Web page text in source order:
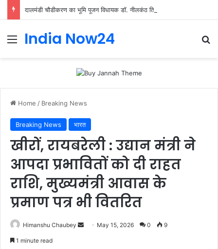
दालमंडी चौडीकरण का भूमि पूजन विधायक डॉ. नीलकंठ तिवारी द्वारा किया गया
India Now24
Home / Breaking News
Breaking News भारत
खीरों, रायबरेली : उद्यान मंत्री ने
आपदा प्रभावितों को दी राहत
राशि, मुख्यमंत्री आवास के
प्रमाण पत्र भी वितरित
Himanshu Chaubey May 15, 2026 0 9
1 minute read